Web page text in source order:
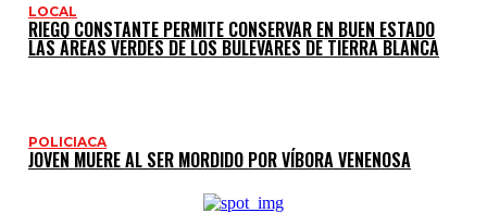
LOCAL
RIEGO CONSTANTE PERMITE CONSERVAR EN BUEN ESTADO
LAS ÁREAS VERDES DE LOS BULEVARES DE TIERRA BLANCA
POLICIACA
JOVEN MUERE AL SER MORDIDO POR VÍBORA VENENOSA